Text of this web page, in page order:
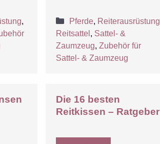
Kategorien
Pferde, Reiterausrüstung
Reitsattel Sattel- &
Zaumzeug Zubehör für
Sattel- & Zaumzeug
Die 16 besten
Reitkissen – Ratgeber